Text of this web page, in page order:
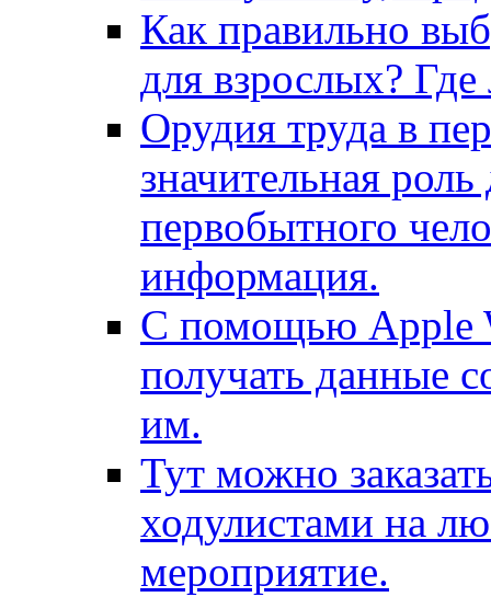
Как правильно
для взрослых?
Орудия труда в
значительная
первобытного
информация.
С помощью Apple
получать данные
им.
Тут можно
ходулистами на
мероприятие.